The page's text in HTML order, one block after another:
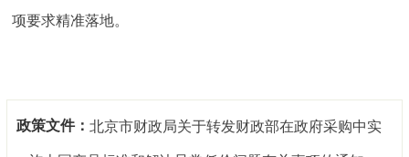
项要求精准落地。
政策文件： 北京市财政局关于转发财政部在政府采购中实